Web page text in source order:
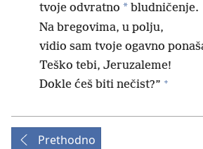
tvoje odvratno * bludničenje.
Na bregovima, u polju,
vidio sam tvoje ogavno
Teško tebi, Jeruzaleme!
Dokle ćeš biti nečist?” +
Prethodno